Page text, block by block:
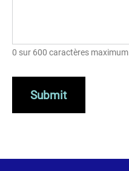
0 sur 600 caractères maximum